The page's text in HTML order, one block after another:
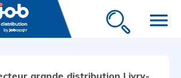
menu
grande distribution Livry-